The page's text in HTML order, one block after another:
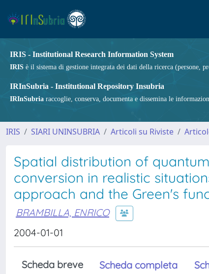
IRIS - Institutional Research Information System
IRIS è il sistema di gestione integrata dei dati della ricerca
IRInSubria - Institutional Repository Insubria
IRInSubria raccoglie, conserva, documenta e dissemina le
IRIS SIARI UNINSUBRIA Articoli su Riviste
Spatial distribution of
conversion in realistic
approach and the Green's
BRAMBILLA, ENRICO
2004-01-01
Scheda breve Scheda completa